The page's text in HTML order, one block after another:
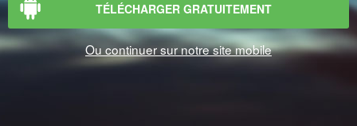
TÉLÉCHARGER GRATUITEMENT
Ou continuer sur notre site mobile